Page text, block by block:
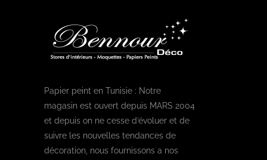
Papier peint en Tunisie : Notre
magasin est ouvert depuis MARS 2004
et depuis on ne cesse d’évoluer et de
suivre les nouvelles tendances de
décoration, nous fournissons a nos